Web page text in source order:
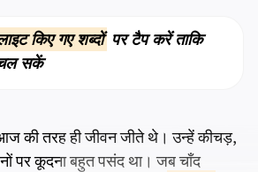
किए गए शब्दोंपर टैप करें ताकि
चल सकें
की तरह ही जीवन जीते थे। उन्हें कीचड़,
पर कूदना बहुत पसंद था। जब चाँद